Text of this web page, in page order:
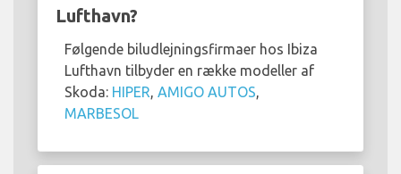
Lufthavn?
Følgende biludlejningsfirmaer hos Ibiza
Lufthavn tilbyder en række modeller af
Skoda: HIPER AMIGO AUTOS
MARBESOL